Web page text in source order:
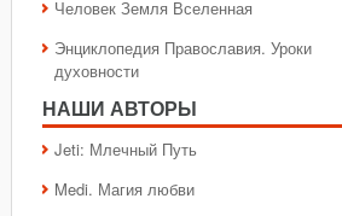
Человек Земля Вселенная
Энциклопедия Православия. Уроки
духовности
НАШИ АВТОРЫ
Jeti: Млечный Путь
Medi. Магия любви